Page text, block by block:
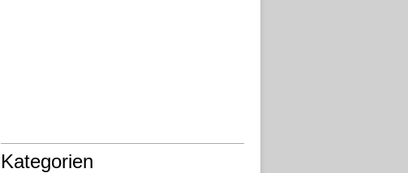
Kategorien